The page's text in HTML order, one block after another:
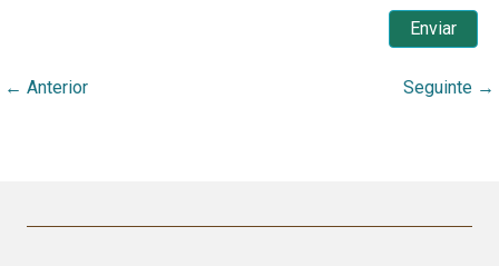
← Anterior Seguinte →